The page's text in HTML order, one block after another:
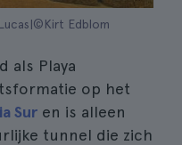
Edblom
als Playa
op het
Sur en is alleen
tunnel die zich